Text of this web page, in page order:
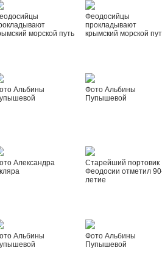
морской путь
Феодосийцы
прокладывают
крымский морской
Альбины
Фото Альбины
Пупышевой
Александра
Старейший портовик
Феодосии отметил
летие
Альбины
Фото Альбины
Пупышевой